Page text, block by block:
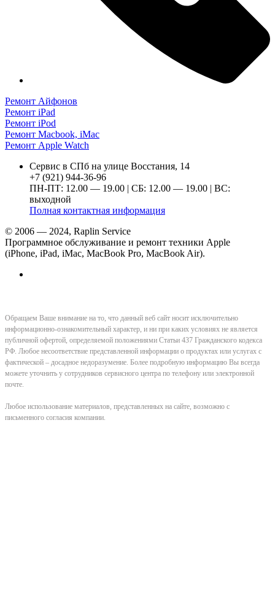
Ремонт Айфонов
Ремонт iPad
Ремонт iPod
Ремонт Macbook, iMac
Ремонт Apple Watch
Сервис в СПб на улице Восстания, 14
+7 (921) 944-36-96
ПН-ПТ: 12.00 — 19.00 | СБ: 12.00 — 19.00 | ВС:
выходной
Полная контактная информация
© 2006 — 2024, Raplin Service
Программное обслуживание и ремонт техники Apple
(iPhone, iPad, iMac, MacBook Pro, MacBook Air).
Обращаем Ваше внимание на то, что данный веб сайт носит исключительно
информационно-ознакомительный характер, и ни при каких условиях не является
публичной офертой, определяемой положениями Статьи 437 Гражданского кодекса
РФ. Любое несоответствие представленной информации о продуктах или услугах с
фактической – досадное недоразумение. Более подробную информацию Вы всегда
можете уточнить у сотрудников сервисного центра по телефону или электронной
почте.
Любое использование материалов, представленных на сайте, возможно с
письменного согласия компании.